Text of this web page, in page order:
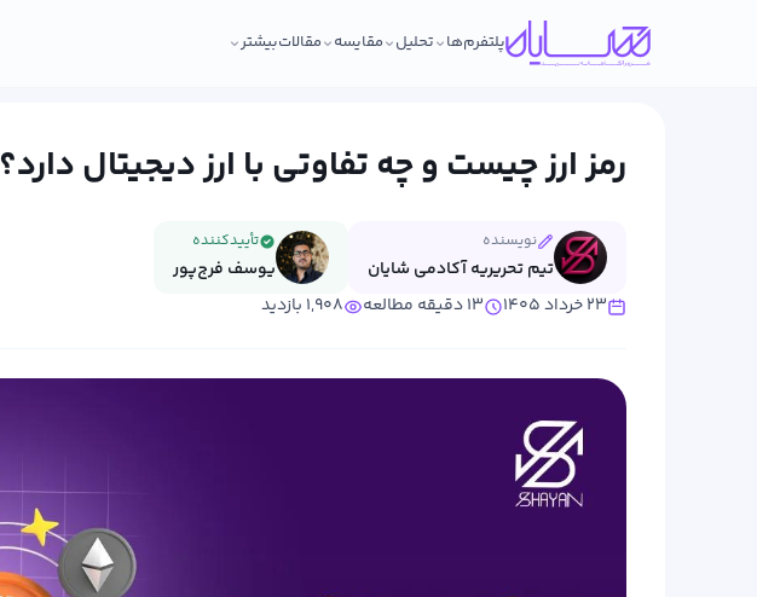
پلتفرم‌ها تحلیل مقایسه مقالاتبیشتر
رمز ارز چیست و چه تفاوتی با ارز دیجیتال دارد؟
نویسنده
تیم تحریریه آکادمی شایان
تأییدکننده
یوسف فرج‌پور
۲۳ خرداد ۱۴۰۵
۱۳ دقیقه مطالعه ۱,۹۰۸ بازدید